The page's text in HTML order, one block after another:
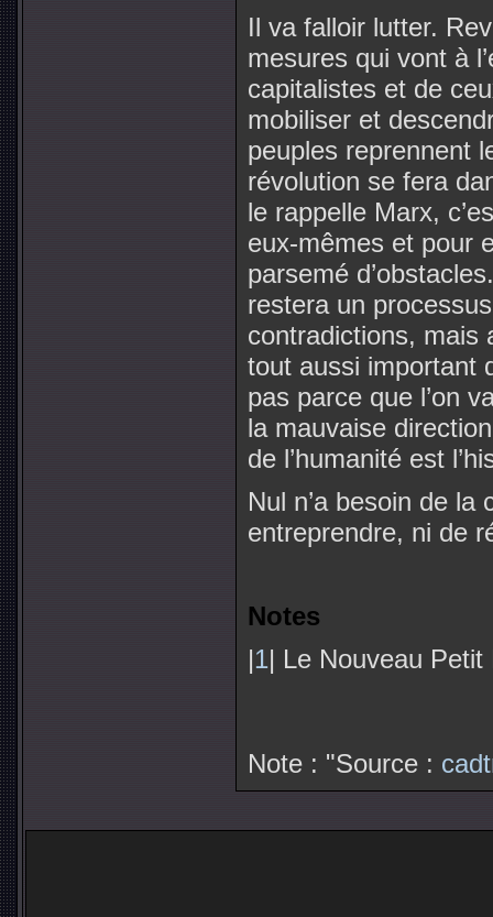
Il va falloir lutter.
mesures qui vont à
capitalistes et de
mobiliser et
peuples reprennent
révolution se fera
le rappelle Marx,
eux-mêmes et pour
parsemé
restera un
contradictions, mais
tout aussi important
pas parce que l’on
la mauvaise
de l’humanité est
Nul n’a besoin de
entreprendre, ni de
Notes
|1| Le Nouveau Petit
Note : "Source :